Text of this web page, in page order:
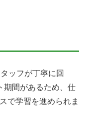
ッフが丁寧に回
期間があるため、仕
で学習を進められま